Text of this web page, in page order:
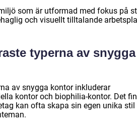
som är utformad med fokus på
och visuellt tilltalande
typerna av snygga
av snygga kontor inkluderar
kontor och biophilia-kontor. Det
kan ofta skapa sin egen unika stil